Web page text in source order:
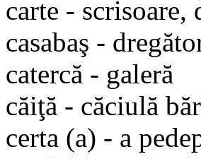
carte - scrisoare,
casabaş -
catercă - galeră
căiţă - căciulă
certa (a) - a